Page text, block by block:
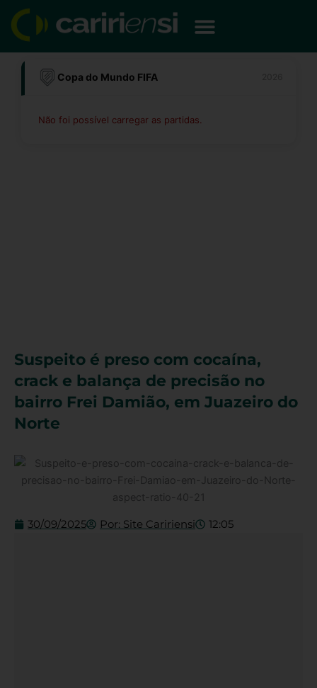
para
conteúdo
Copa do Mundo FIFA
Não foi possível carregar as partidas.
Suspeito é preso com cocaína,
crack e balança de precisão no
bairro Frei Damião, em Juazeiro do
Norte
30/09/2025 Por: Site Caririensi 12:05